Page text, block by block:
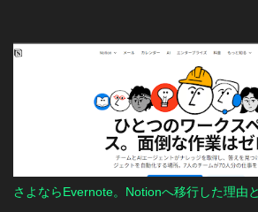
態が続いているため。 (2) デザイン性 結局
ザインが好みに合っていること。 (3) 性能
を感じるカメラの進化と、Snapdragon搭載
性。 発売当初、VIIは製造工程不備による不
たが、その後、販売が再開され品質問題も
の、プレイする時間をなかなか確保できず
スクウェア・エニックスが提供しているフ
公式ベンチマークソフトを使って、『
どのくらいゲームが快適に動くかを実感だ
いますｗ ファイナルファンタジー公式ベン
価 ① ファイナルファンタジーXIV: 暁月のフ
ク ■条件 最高画質 解像度：1920✕1080 フ
果 「非常に快適」 の評価いただきました
さよならEvernote。Notionへ移行した理由